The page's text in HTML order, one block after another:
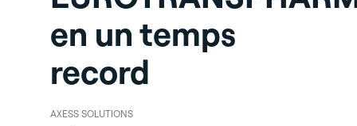
en un temps
record
AXESS SOLUTIONS